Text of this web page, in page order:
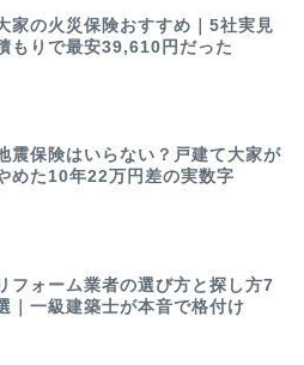
家の火災保険おすすめ｜5社実見
もりで最安39,610円だった
震保険はいらない？戸建て大家が
めた10年22万円差の実数字
フォーム業者の選び方と探し方7
｜一級建築士が本音で格付け